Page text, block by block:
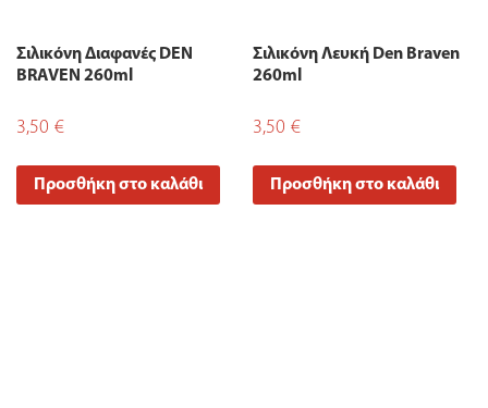
Σιλικόνη Διαφανές DEN
BRAVEN 260ml
3,50 €
Προσθήκη στο καλάθι
Σιλικόνη Λευκή Den Braven
260ml
3,50 €
Προσθήκη στο καλάθι